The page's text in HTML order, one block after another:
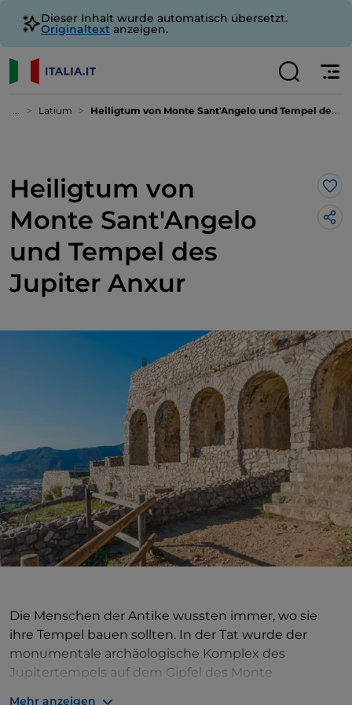
Dieser Inhalt wurde automatisch übersetzt.
Originaltext anzeigen.
... Latium Heiligtum von Monte Sant'Angelo und Tempel des Jupiter Anxur
Heiligtum von
Monte Sant'Angelo
und Tempel des
Jupiter Anxur
Die Menschen der Antike wussten immer, wo sie
ihre Tempel bauen sollten. In der Tat wurde der
monumentale archäologische Komplex des
Jupitertempels auf dem Gipfel des Monte
Mehr anzeigen